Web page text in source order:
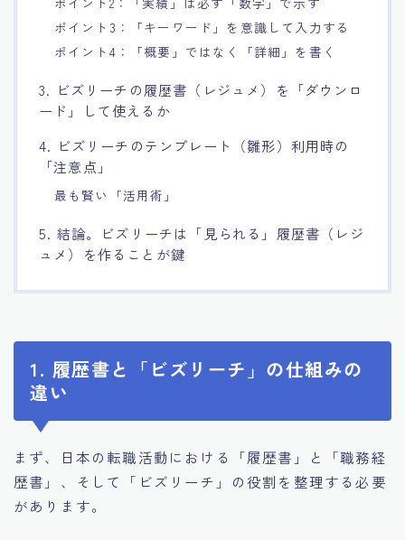
ポイント3：「キーワード」を意識して入力する
ポイント4：「概要」ではなく「詳細」を書く
3. ビズリーチの履歴書（レジュメ）を「ダウンロ
ード」して使えるか
4. ビズリーチのテンプレート（雛形）利用時の
「注意点」
最も賢い「活用術」
5. 結論。ビズリーチは「見られる」履歴書（レジ
ュメ）を作ることが鍵
1. 履歴書と「ビズリーチ」の仕組みの
違い
まず、日本の転職活動における「履歴書」と「職務経
歴書」、そして「ビズリーチ」の役割を整理する必要
があります。